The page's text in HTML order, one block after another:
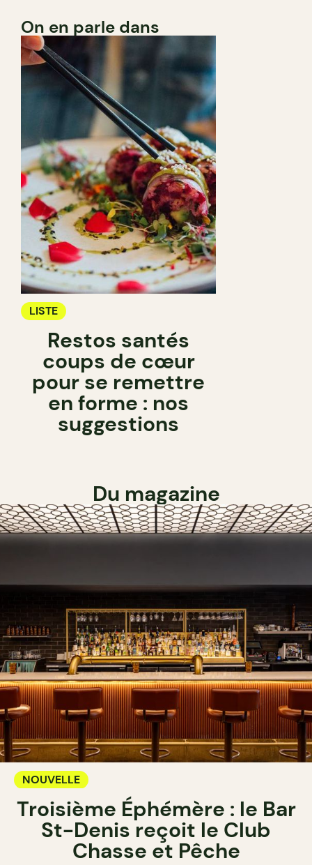
On en parle dans
LISTE
Restos santés
coups de cœur
pour se remettre
en forme : nos
suggestions
Du magazine
NOUVELLE
Troisième Éphémère : le Bar
St-Denis reçoit le Club
Chasse et Pêche